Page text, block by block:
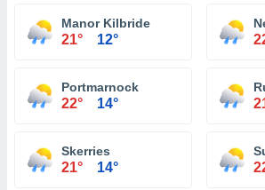
Manor Kilbride
21° 12°
Portmarnock
22° 14°
Skerries
21° 14°